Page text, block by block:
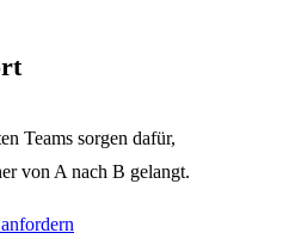
Teams sorgen dafür,
von A nach B gelangt.